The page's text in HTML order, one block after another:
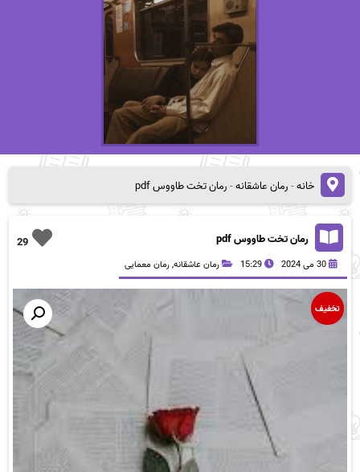
خانه-رمان عاشقانه-رمان تخت طاووس pdf
29 رمان تخت طاووس pdf
30 می 2024 15:29 رمان عاشقانه,رمان معمایی
تخفیف